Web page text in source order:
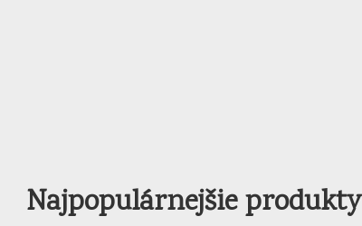
Najpopulárnejšie produkty